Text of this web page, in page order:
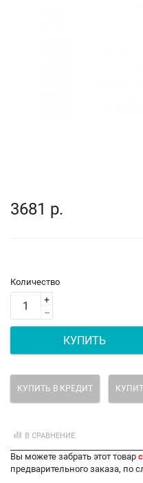
3681 р.
Количество
+
–
КУПИТЬ
КУПИТЬ В КРЕДИТ
В СРАВНЕНИЕ
Вы можете забрать этот товар
предварительного заказа,